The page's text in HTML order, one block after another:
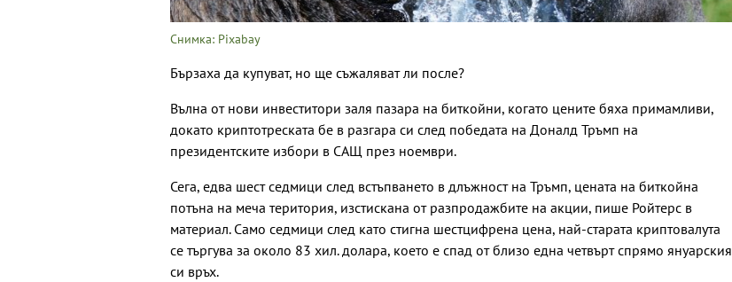
Снимка: Pixabay
Бързаха да купуват, но ще съжаляват ли после?
Вълна от нови инвеститори заля пазара на биткойни, когато цените бяха примамливи,
докато криптотреската бе в разгара си след победата на Доналд Тръмп на
президентските избори в САЩ през ноември.
Сега, едва шест седмици след встъпването в длъжност на Тръмп, цената на биткойна
потъна на меча територия, изстискана от разпродажбите на акции, пише Ройтерс в
материал. Само седмици след като стигна шестцифрена цена, най-старата криптовалута
се търгува за около 83 хил. долара, което е спад от близо една четвърт спрямо януарския
си връх.